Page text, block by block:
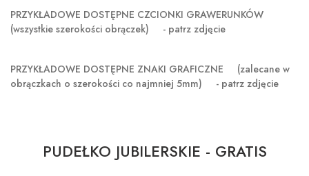
PRZYKŁADOWE DOSTĘPNE CZCIONKI GRAWERUNKÓW
(wszystkie szerokości obrączek) - patrz zdjęcie
PRZYKŁADOWE DOSTĘPNE ZNAKI GRAFICZNE (zalecane w
obrączkach o szerokości co najmniej 5mm) - patrz zdjęcie
PUDEŁKO JUBILERSKIE - GRATIS